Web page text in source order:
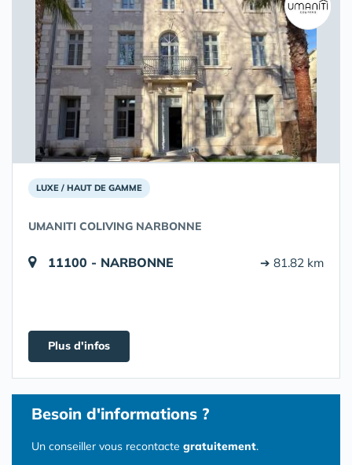
LUXE / HAUT DE GAMME
UMANITI COLIVING NARBONNE
11100 - NARBONNE ➔ 81.82 km
Plus d'infos
Besoin d'informations ?
Un conseiller vous recontacte gratuitement.